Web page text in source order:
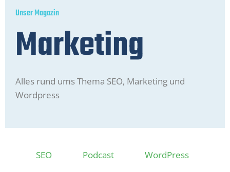
Unser Magazin
Marketing
Alles rund ums Thema SEO, Marketing und
Wordpress
SEO Podcast
WordPress